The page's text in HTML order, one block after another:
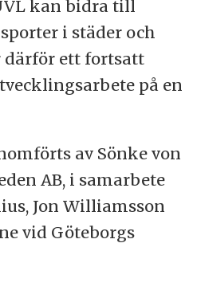
kan bidra till
i städer och
därför ett fortsatt
på en
av Sönke von
AB, i samarbete
Jon Williamsson
vid Göteborgs